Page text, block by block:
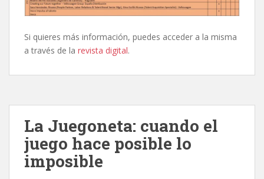
Si quieres más información, puedes acceder a la misma
a través de la revista digital.
La Juegoneta: cuando el
juego hace posible lo
imposible